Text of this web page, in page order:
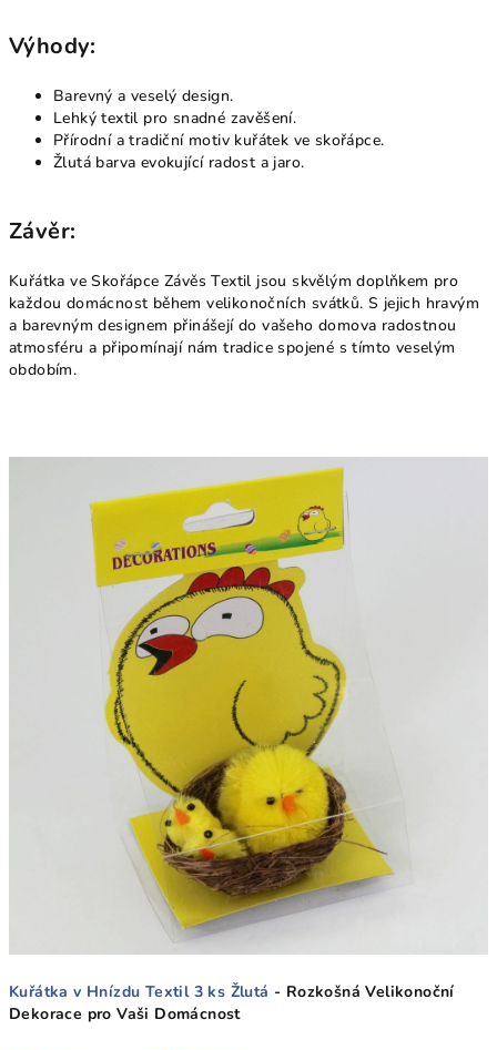
Výhody:
Barevný a veselý design.
Lehký textil pro snadné zavěšení.
Přírodní a tradiční motiv kuřátek ve skořápce.
Žlutá barva evokující radost a jaro.
Závěr:
Kuřátka ve Skořápce Závěs Textil jsou skvělým doplňkem pro
každou domácnost během velikonočních svátků. S jejich hravým
a barevným designem přinášejí do vašeho domova radostnou
atmosféru a připomínají nám tradice spojené s tímto veselým
obdobím.
Kuřátka v Hnízdu Textil 3 ks Žlutá - Rozkošná Velikonoční
Dekorace pro Vaši Domácnost